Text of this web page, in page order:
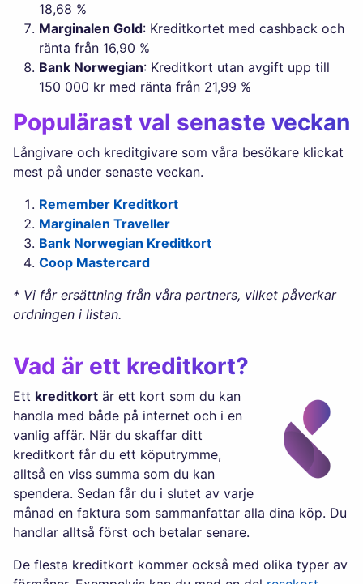
18,68 %
Marginalen Gold: Kreditkortet med cashback och
ränta från 16,90 %
Bank Norwegian: Kreditkort utan avgift upp till
150 000 kr med ränta från 21,99 %
Populärast val senaste veckan
Långivare och kreditgivare som våra besökare klickat
mest på under senaste veckan.
Remember Kreditkort
Marginalen Traveller
Bank Norwegian Kreditkort
Coop Mastercard
* Vi får ersättning från våra partners, vilket påverkar
ordningen i listan.
Vad är ett kreditkort?
Ett kreditkort är ett kort som du kan
handla med både på internet och i en
vanlig affär. När du skaffar ditt
kreditkort får du ett köputrymme,
alltså en viss summa som du kan
spendera. Sedan får du i slutet av varje
månad en faktura som sammanfattar alla dina köp. Du
handlar alltså först och betalar senare.
De flesta kreditkort kommer också med olika typer av